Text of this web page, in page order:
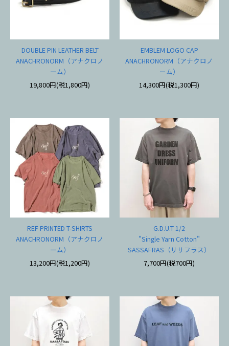
DOUBLE PIN LEATHER BELT
ANACHRONORM（アナクロノ
ーム）
19,800円(税1,800円)
EMBLEM LOGO CAP
ANACHRONORM（アナクロノ
ーム）
14,300円(税1,300円)
REF PRINTED T-SHIRTS
ANACHRONORM（アナクロノ
ーム）
13,200円(税1,200円)
G.D.U.T 1/2
"Single Yarn Cotton"
SASSAFRAS（ササフラス）
7,700円(税700円)